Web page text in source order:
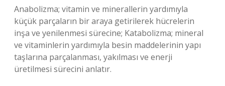
Anabolizma; vitamin ve minerallerin yardımıyla
küçük parçaların bir araya getirilerek hücrelerin
inşa ve yenilenmesi sürecine; Katabolizma; mineral
ve vitaminlerin yardımıyla besin maddelerinin yapı
taşlarına parçalanması, yakılması ve enerji
üretilmesi sürecini anlatır.